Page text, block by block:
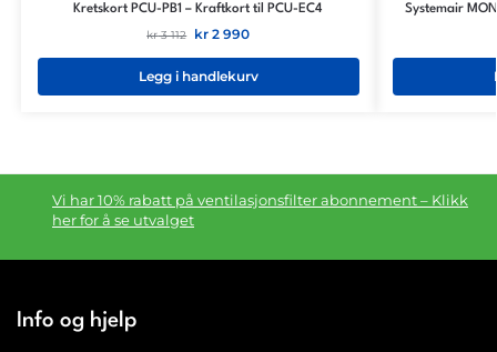
Kretskort PCU-PB1 – Kraftkort til PCU-EC4
kr3 112 kr 2 990
Legg i handlekurv
Systemair
Vi har 10% rabatt på ventilasjonsfilter abonnement – Klikk
her for å se utvalget
Info og hjelp